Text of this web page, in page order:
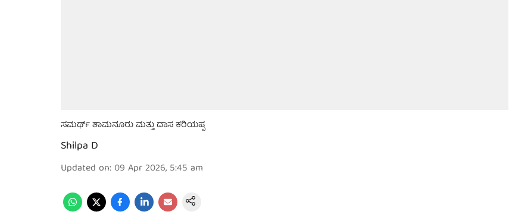
ಸಮರ್ಥ್ ಶಾಮನೂರು ಮತ್ತು ದಾಸ ಕರಿಯಪ್ಪ
Shilpa D
Updated on: 09 Apr 2026, 5:45 am